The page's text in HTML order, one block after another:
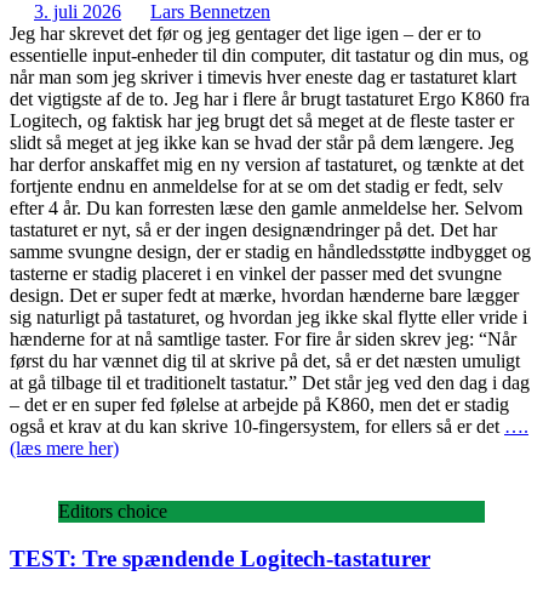
3. juli 2026
Lars Bennetzen
Jeg har skrevet det før og jeg gentager det lige igen – der er to
essentielle input-enheder til din computer, dit tastatur og din mus, og
når man som jeg skriver i timevis hver eneste dag er tastaturet klart
det vigtigste af de to. Jeg har i flere år brugt tastaturet Ergo K860 fra
Logitech, og faktisk har jeg brugt det så meget at de fleste taster er
slidt så meget at jeg ikke kan se hvad der står på dem længere. Jeg
har derfor anskaffet mig en ny version af tastaturet, og tænkte at det
fortjente endnu en anmeldelse for at se om det stadig er fedt, selv
efter 4 år. Du kan forresten læse den gamle anmeldelse her. Selvom
tastaturet er nyt, så er der ingen designændringer på det. Det har
samme svungne design, der er stadig en håndledsstøtte indbygget og
tasterne er stadig placeret i en vinkel der passer med det svungne
design. Det er super fedt at mærke, hvordan hænderne bare lægger
sig naturligt på tastaturet, og hvordan jeg ikke skal flytte eller vride i
hænderne for at nå samtlige taster. For fire år siden skrev jeg: “Når
først du har vænnet dig til at skrive på det, så er det næsten umuligt
at gå tilbage til et traditionelt tastatur.” Det står jeg ved den dag i dag
– det er en super fed følelse at arbejde på K860, men det er stadig
også et krav at du kan skrive 10-fingersystem, for ellers så er det ….
(læs mere her)
Editors choice
TEST: Tre spændende Logitech-tastaturer